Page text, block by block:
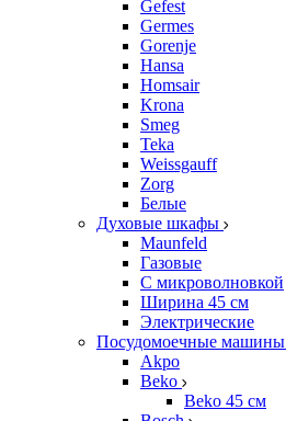
Gefest
Germes
Gorenje
Hansa
Homsair
Krona
Smeg
Teka
Weissgauff
Zorg
Белые
Духовые шкафы
Maunfeld
Газовые
С микроволновкой
Ширина 45 см
Электрические
Посудомоечные машины
Akpo
Beko
Beko 45 см